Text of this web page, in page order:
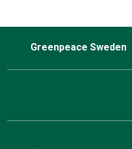
Greenpeace Sweden